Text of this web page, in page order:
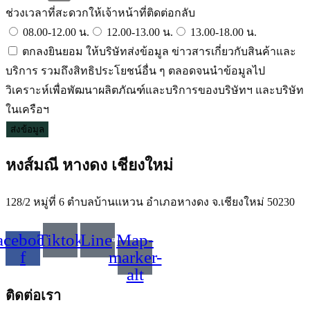
ช่วงเวลาที่สะดวกให้เจ้าหน้าที่ติดต่อกลับ
08.00-12.00 น.
12.00-13.00 น.
13.00-18.00 น.
ตกลงยินยอม ให้บริษัทส่งข้อมูล ข่าวสารเกี่ยวกับสินค้าและ
บริการ รวมถึงสิทธิประโยชน์อื่น ๆ ตลอดจนนำข้อมูลไป
วิเคราะห์เพื่อพัฒนาผลิตภัณฑ์และบริการของบริษัทฯ และบริษัท
ในเครือฯ
ส่งข้อมูล
หงส์มณี หางดง เชียงใหม่
128/2 หมู่ที่ 6 ตำบลบ้านแหวน อำเภอหางดง จ.เชียงใหม่ 50230
f
TiktokLine Map-
marker-
alt
ติดต่อเรา